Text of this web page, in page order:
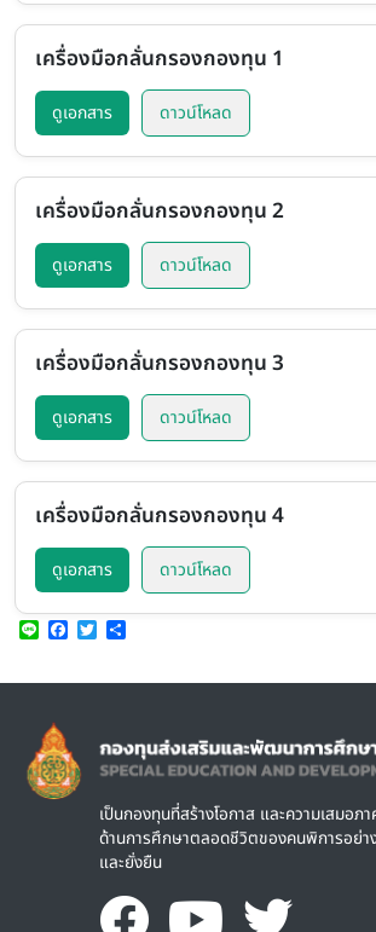
เครื่องมือกลั่นกรองกองทุน 1
ดูเอกสาร ดาวน์โหลด
เครื่องมือกลั่นกรองกองทุน 2
ดูเอกสาร ดาวน์โหลด
เครื่องมือกลั่นกรองกองทุน 3
ดูเอกสาร ดาวน์โหลด
เครื่องมือกลั่นกรองกองทุน 4
ดูเอกสาร ดาวน์โหลด
Line Facebook
Twitter
Image
เป็นกองทุนที่สร้างโอกาส และความเสมอภ
ด้านการศึกษาตลอดชีวิตของคนพิการอย่า
และยั่งยืน